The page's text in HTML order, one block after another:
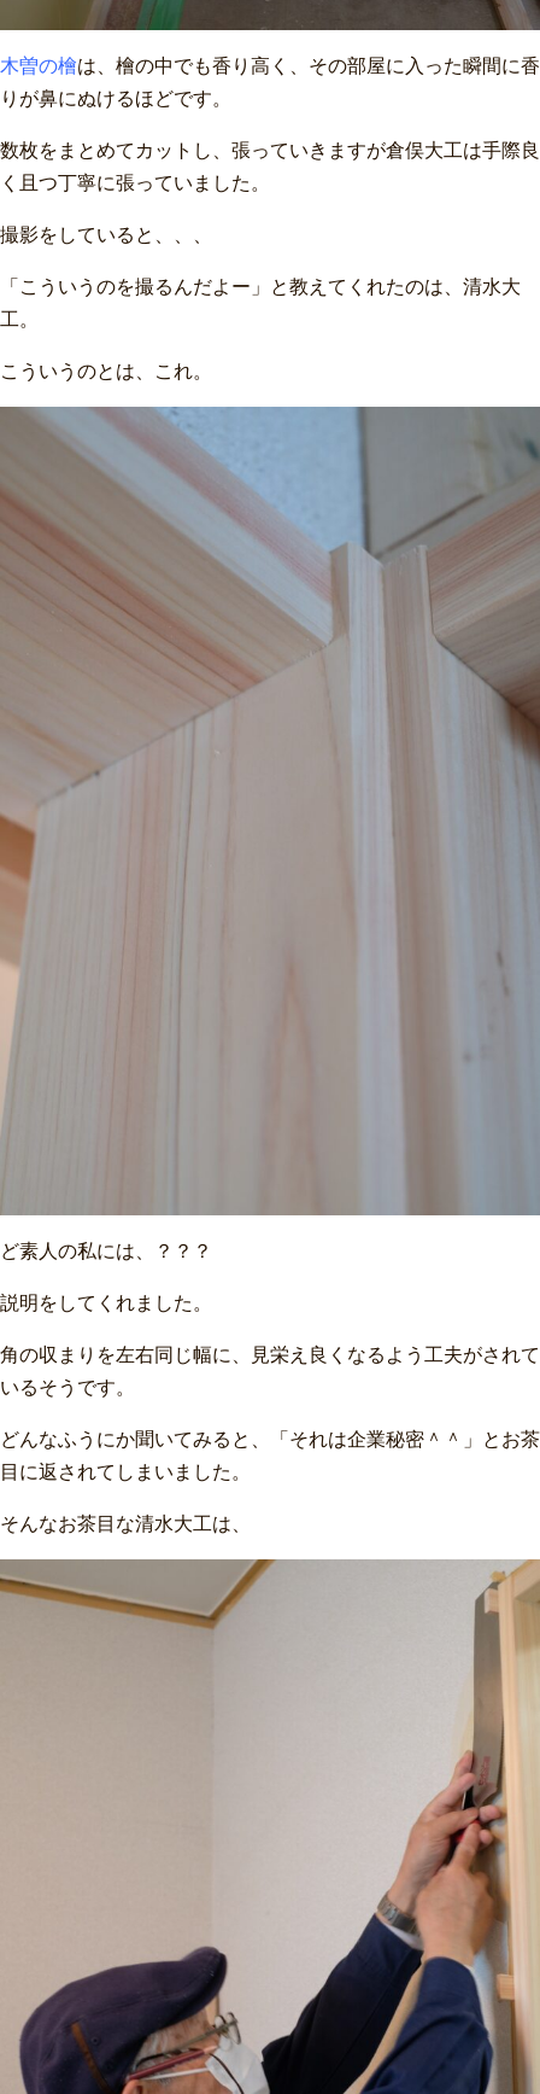
木曽の檜は、檜の中でも香り高く、その部屋に入った瞬間に香
りが鼻にぬけるほどです。
数枚をまとめてカットし、張っていきますが倉俣大工は手際良
く且つ丁寧に張っていました。
撮影をしていると、、、
「こういうのを撮るんだよー」と教えてくれたのは、清水大
工。
こういうのとは、これ。
ど素人の私には、？？？
説明をしてくれました。
角の収まりを左右同じ幅に、見栄え良くなるよう工夫がされて
いるそうです。
どんなふうにか聞いてみると、「それは企業秘密＾＾」とお茶
目に返されてしまいました。
そんなお茶目な清水大工は、